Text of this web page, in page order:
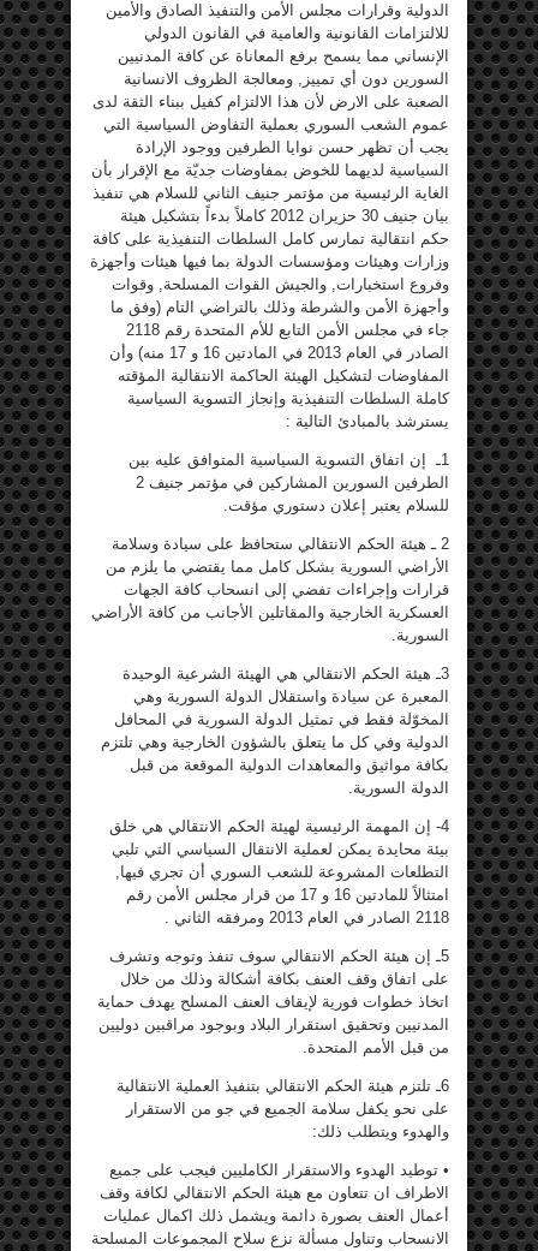
الدولية وقرارات مجلس الأمن والتنفيذ الصادق والأمين
للالتزامات القانونية والعامية في القانون الدولي
الإنساني مما يسمح برفع المعاناة عن كافة المدنيين
السورين دون أي تمييز, ومعالجة الظروف الانسانية
الصعبة على الارض لأن هذا الالتزام كفيل ببناء الثقة لدى
عموم الشعب السوري بعملية التفاوض السياسية التي
يجب أن تظهر حسن نوايا الطرفين ووجود الإرادة
السياسية لديهما للخوض بمفاوضات جديّة مع الإقرار بأن
الغاية الرئيسية من مؤتمر جنيف الثاني للسلام هي تنفيذ
بيان جنيف 30 حزيران 2012 كاملاً بدءاً بتشكيل هيئة
حكم انتقالية تمارس كامل السلطات التنفيذية على كافة
وزارات وهيئات ومؤسسات الدولة بما فيها هيئات وأجهزة
وفروع استخبارات, والجيش القوات المسلحة, وقوات
وأجهزة الأمن والشرطة وذلك بالتراضي التام (وفق ما
جاء في مجلس الأمن التابع للأم المتحدة رقم 2118
الصادر في العام 2013 في المادتين 16 و 17 منه) وأن
المفاوضات لتشكيل الهيئة الحاكمة الانتقالية المؤقته
كاملة السلطات التنفيذية وإنجاز التسوية السياسية
يسترشد بالمبادئ التالية :
1ـ إن اتفاق التسوية السياسية المتوافق عليه بين
الطرفين السورين المشاركين في مؤتمر جنيف 2
للسلام يعتبر إعلان دستوري مؤقت.
2 ـ هيئة الحكم الانتقالي ستحافظ على سيادة وسلامة
الأراضي السورية بشكل كامل مما يقتضي ما يلزم من
قرارات وإجراءات تفضي إلى انسحاب كافة الجهات
العسكرية الخارجية والمقاتلين الأجانب من كافة الأراضي
السورية.
3ـ هيئة الحكم الانتقالي هي الهيئة الشرعية الوحيدة
المعبرة عن سيادة واستقلال الدولة السورية وهي
المخوّلة فقط في تمثيل الدولة السورية في المحافل
الدولية وفي كل ما يتعلق بالشؤون الخارجية وهي تلتزم
بكافة مواثيق والمعاهدات الدولية الموقعة من قبل
الدولة السورية.
4- إن المهمة الرئيسية لهيئة الحكم الانتقالي هي خلق
بيئة محايدة يمكن لعملية الانتقال السياسي التي تلبي
التطلعات المشروعة للشعب السوري أن تجري فيها,
امتثالاً للمادتين 16 و 17 من قرار مجلس الأمن رقم
2118 الصادر في العام 2013 ومرفقه الثاني .
5ـ إن هيئة الحكم الانتقالي سوف تنفذ وتوجه وتشرف
على اتفاق وقف العنف بكافة أشكالة وذلك من خلال
اتخاذ خطوات فورية لإيقاف العنف المسلح يهدف حماية
المدنيين وتحقيق استقرار البلاد وبوجود مراقبين دوليين
من قبل الأمم المتحدة.
6ـ تلتزم هيئة الحكم الانتقالي بتنفيذ العملية الانتقالية
على نحو يكفل سلامة الجميع في جو من الاستقرار
والهدوء ويتطلب ذلك:
• توطيد الهدوء والاستقرار الكامليين فيجب على جميع
الاطراف ان تتعاون مع هيئة الحكم الانتقالي لكافة وقف
أعمال العنف بصورة دائمة ويشمل ذلك اكمال عمليات
الانسحاب وتناول مسألة نزع سلاح المجموعات المسلحة